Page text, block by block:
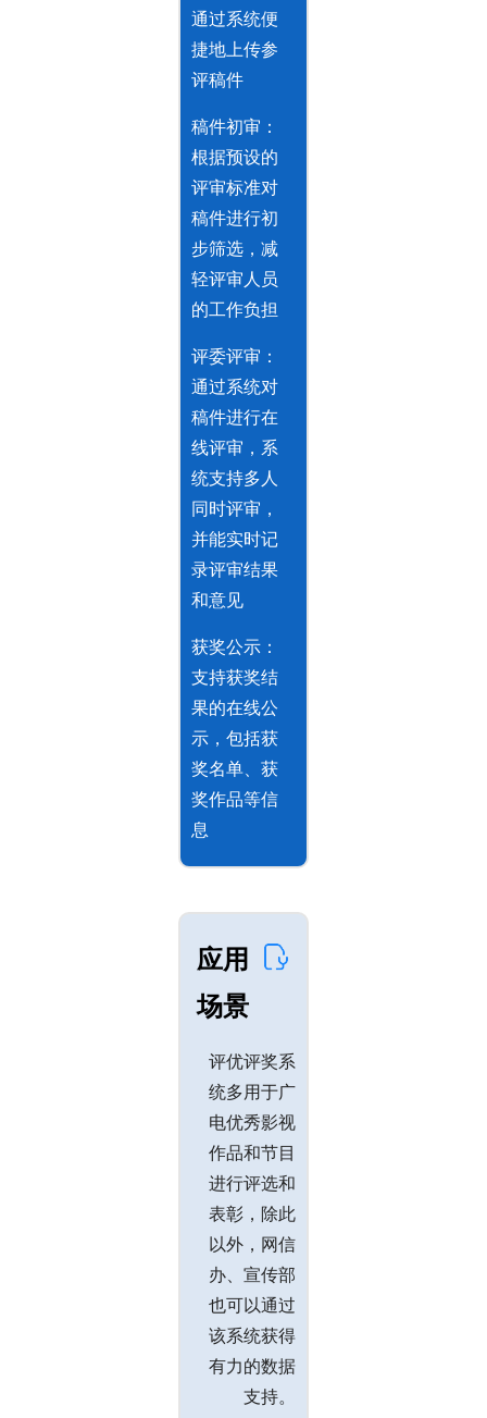
通过系统便
捷地上传参
评稿件
稿件初审：
根据预设的
评审标准对
稿件进行初
步筛选，减
轻评审人员
的工作负担
评委评审：
通过系统对
稿件进行在
线评审，系
统支持多人
同时评审，
并能实时记
录评审结果
和意见
获奖公示：
支持获奖结
果的在线公
示，包括获
奖名单、获
奖作品等信
息
应用
场景
评优评奖系
统多用于广
电优秀影视
作品和节目
进行评选和
表彰，除此
以外，网信
办、宣传部
也可以通过
该系统获得
有力的数据
支持。